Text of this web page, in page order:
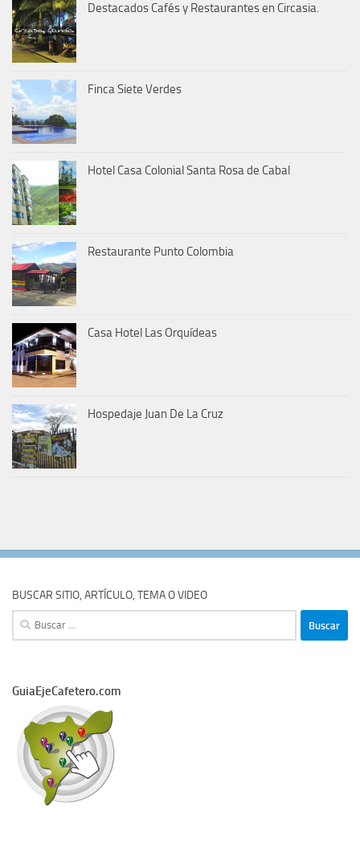
Destacados Cafés y Restaurantes en Circasia.
Finca Siete Verdes
Hotel Casa Colonial Santa Rosa de Cabal
Restaurante Punto Colombia
Casa Hotel Las Orquídeas
Hospedaje Juan De La Cruz
BUSCAR SITIO, ARTÍCULO, TEMA O VIDEO
Buscar:
GuiaEjeCafetero.com